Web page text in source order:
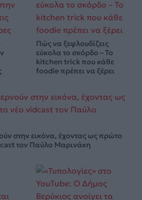
Πώς να ξεφλουδίζεις
εύκολα το σκόρδο – Το
kitchen trick που κάθε
foodie πρέπει να ξέρει
στην εικόνα, έχοντας ως πρώτο
τον Παύλο Μαρινάκη